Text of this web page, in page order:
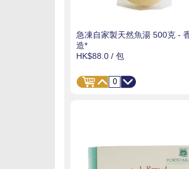
急凍自家製天然魚湯 500克 -
造*
HK$88.0 / 包